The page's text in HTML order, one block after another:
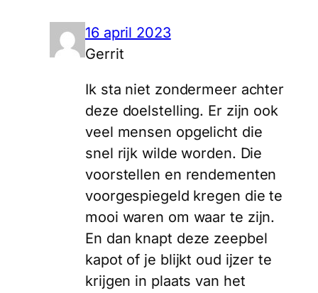
16 april 2023
Gerrit
Ik sta niet zondermeer achter
deze doelstelling. Er zijn ook
veel mensen opgelicht die
snel rijk wilde worden. Die
voorstellen en rendementen
voorgespiegeld kregen die te
mooi waren om waar te zijn.
En dan knapt deze zeepbel
kapot of je blijkt oud ijzer te
krijgen in plaats van het